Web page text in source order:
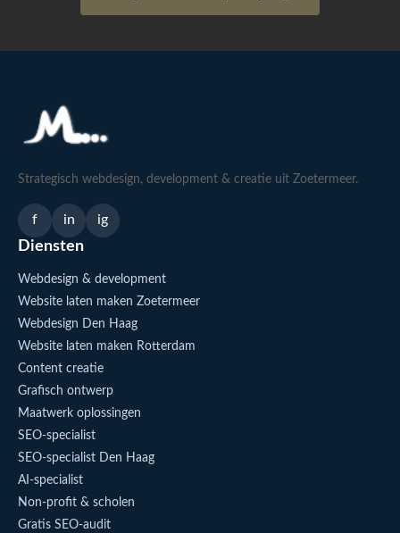
Strategisch webdesign, development & creatie uit Zoetermeer.
f in ig
Diensten
Webdesign & development
Website laten maken Zoetermeer
Webdesign Den Haag
Website laten maken Rotterdam
Content creatie
Grafisch ontwerp
Maatwerk oplossingen
SEO-specialist
SEO-specialist Den Haag
AI-specialist
Non-profit & scholen
Gratis SEO-audit